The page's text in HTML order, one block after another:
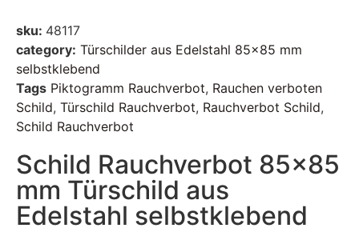
sku: 48117
category: Türschilder aus Edelstahl 85x85 mm
selbstklebend
Tags Piktogramm Rauchverbot, Rauchen verboten
Schild, Türschild Rauchverbot, Rauchverbot Schild,
Schild Rauchverbot
Schild Rauchverbot 85×85
mm Türschild aus
Edelstahl selbstklebend